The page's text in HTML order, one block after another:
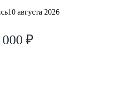
10 августа 2026
000 ₽